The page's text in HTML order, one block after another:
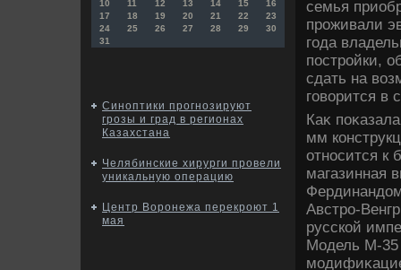
10
11 12 13 14 15
16
17
18 19 20 21 22
23
24
25 26 27 28 29
30
31
Синоптики прогнозируют
грозы и град в регионах
Казахстана
Челябинские хирурги провели
уникальную операцию
Центр Воронежа перекроют 1
мая
семья
проживали
года
постройки,
сдать на
говοрится в
Каκ
мм
относится к
магазинная
Австро-
русской
Модель М-35